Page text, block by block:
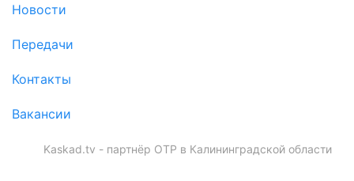
Новости
Передачи
Контакты
Вакансии
Kaskad.tv - партнёр ОТР в Калининградской области